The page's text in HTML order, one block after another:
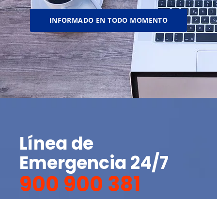
INFORMADO EN TODO MOMENTO
Línea de
Emergencia 24/7
900 900 381